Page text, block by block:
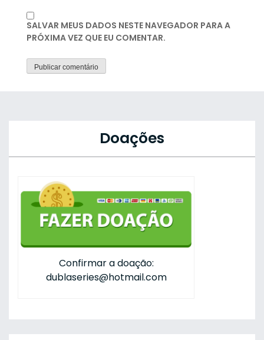
SALVAR MEUS DADOS NESTE NAVEGADOR PARA A
PRÓXIMA VEZ QUE EU COMENTAR.
Doações
Confirmar a doação:
dublaseries@hotmail.com